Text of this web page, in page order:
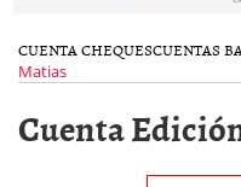
CUENTA CHEQUESCUENTAS
Matias
Cuenta